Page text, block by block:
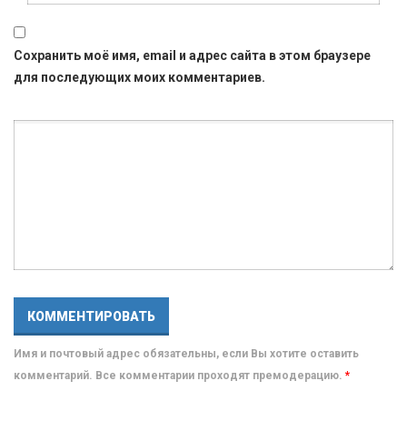
Сохранить моё имя, email и адрес сайта в этом браузере
для последующих моих комментариев.
Имя и почтовый адрес обязательны, если Вы хотите оставить
комментарий. Все комментарии проходят премодерацию. *